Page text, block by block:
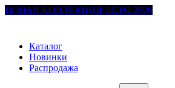
НОВАЯ КОЛЛЕКЦИЯ ЛЕТО 2026
Каталог
Новинки
Распродажа